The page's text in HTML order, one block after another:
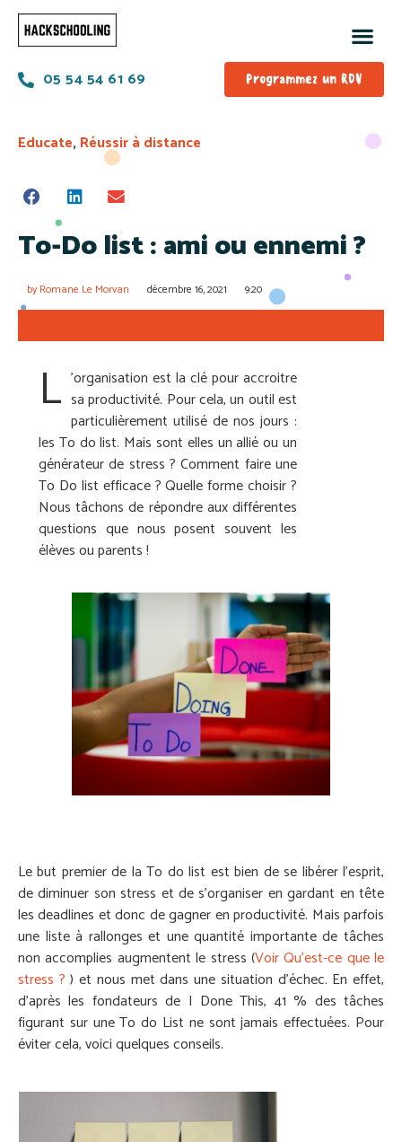
05 54 54 61 69 Programmez un RDV
Educate, Réussir à distance
To-Do list : ami ou ennemi ?
byRomane Le Morvan décembre 16, 2021 9:20
L ’organisation est la clé pour accroitre
sa productivité. Pour cela, un outil est
particulièrement utilisé de nos jours :
les To do list. Mais sont elles un allié ou un
générateur de stress ? Comment faire une
To Do list efficace ? Quelle forme choisir ?
Nous tâchons de répondre aux différentes
questions que nous posent souvent les
élèves ou parents !
Le but premier de la To do list est bien de se libérer l’esprit,
de diminuer son stress et de s’organiser en gardant en tête
les deadlines et donc de gagner en productivité. Mais parfois
une liste à rallonges et une quantité importante de tâches
non accomplies augmentent le stress (Voir Qu’est-ce que le
stress ?) et nous met dans une situation d’échec. En effet,
d’après les fondateurs de I Done This, 41 % des tâches
figurant sur une To do List ne sont jamais effectuées. Pour
éviter cela, voici quelques conseils.